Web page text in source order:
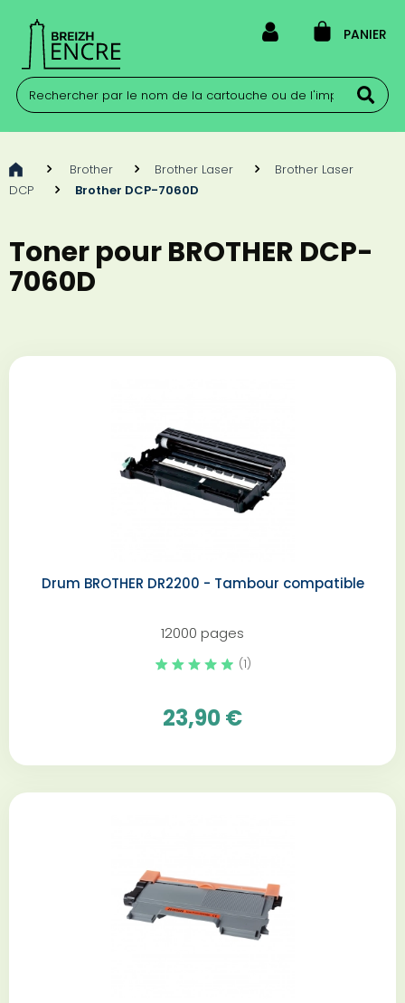
PANIER
Brother Brother Laser
Brother Laser
DCP
Brother DCP-7060D
Toner pour BROTHER DCP-
7060D
Drum BROTHER DR2200 - Tambour compatible
12000 pages
(1)
23,90 €